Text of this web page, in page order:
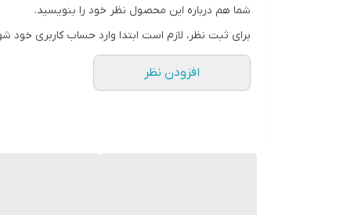
شما هم درباره این محصول نظر خود را بنویسید.
برای ثبت نظر، لازم است ابتدا وارد حساب کاربری خود
افزودن نظر